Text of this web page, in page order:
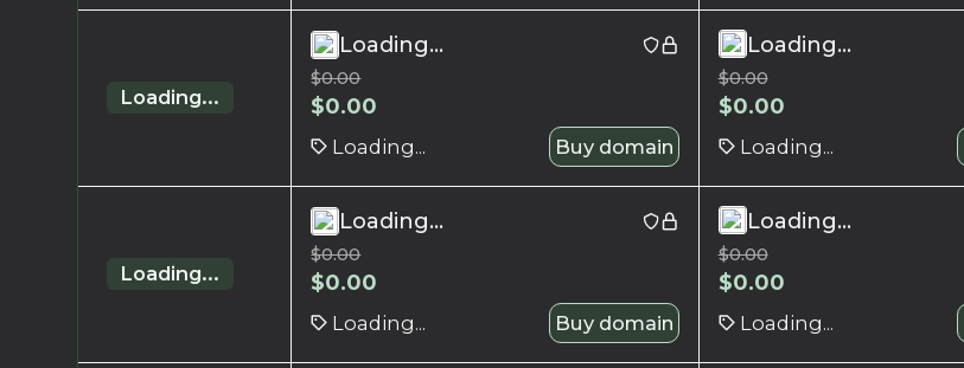
Loading...
Loading...
$0.00
$0.00
Loading... Buy domain
Loading...
$0.00
$0.00
Loading...
Loading...
Loading...
$0.00
$0.00
Loading... Buy domain
Loading...
$0.00
$0.00
Loading...